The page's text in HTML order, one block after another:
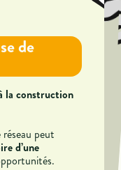
peut en
parcours
témoigne
, renforçant la
professionnel.
votre
auprès de collaborateurs, recruteurs et